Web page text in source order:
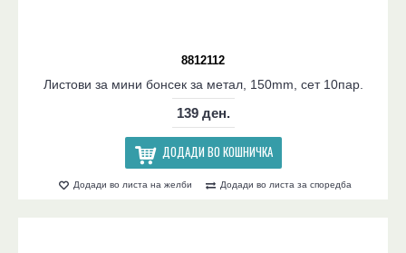
8812112
Листови за мини бонсек за метал, 150mm, сет 10пар.
139 ден.
ДОДАДИ ВО КОШНИЧКА
Додади во листа на желби Додади во листа за споредба